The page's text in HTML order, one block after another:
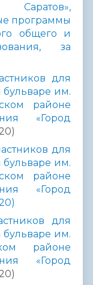
программы
общего и
за
для
им.
районе
«Город
для
им.
районе
«Город
для
им.
районе
«Город